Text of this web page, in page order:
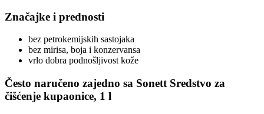
Značajke i prednosti
bez petrokemijskih sastojaka
bez mirisa, boja i konzervansa
vrlo dobra podnošljivost kože
Često naručeno zajedno sa Sonett Sredstvo za
čišćenje kupaonice, 1 l